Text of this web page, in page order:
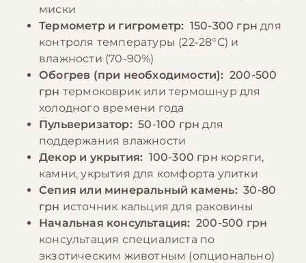
миски
Термометр и гигрометр: 150-300 грн для
контроля температуры (22-28°C) и
влажности (70-90%)
Обогрев (при необходимости): 200-500
грн термоковрик или термошнур для
холодного времени года
Пульверизатор: 50-100 грн для
поддержания влажности
Декор и укрытия: 100-300 грн коряги,
камни, укрытия для комфорта улитки
Сепия или минеральный камень: 30-80
грн источник кальция для раковины
Начальная консультация: 200-500 грн
консультация специалиста по
экзотическим животным (опционально)